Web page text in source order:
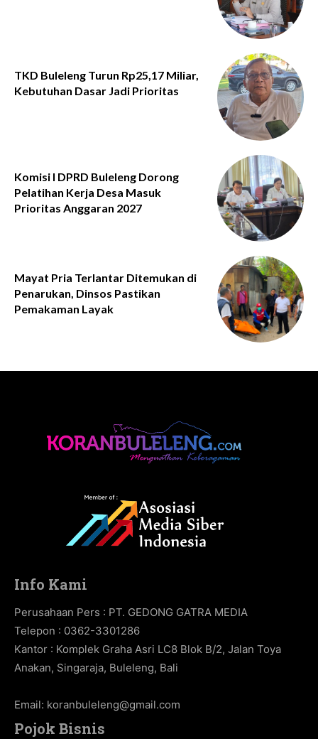
TKD Buleleng Turun Rp25,17 Miliar,
Kebutuhan Dasar Jadi Prioritas
Komisi I DPRD Buleleng Dorong
Pelatihan Kerja Desa Masuk
Prioritas Anggaran 2027
Mayat Pria Terlantar Ditemukan di
Penarukan, Dinsos Pastikan
Pemakaman Layak
Info Kami
Perusahaan Pers : PT. GEDONG GATRA MEDIA
Telepon : 0362-3301286
Kantor : Komplek Graha Asri LC8 Blok B/2, Jalan Toya
Anakan, Singaraja, Buleleng, Bali
Email: koranbuleleng@gmail.com
Pojok Bisnis